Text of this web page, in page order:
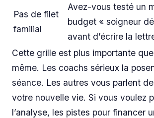
Pas de filet
familial
Avez-vous testé un
budget « soigneur
avant d’écrire la
Cette grille est plus importante
même. Les coachs sérieux la
séance. Les autres vous parlent
votre nouvelle vie. Si vous voulez
l’analyse, les pistes pour financer